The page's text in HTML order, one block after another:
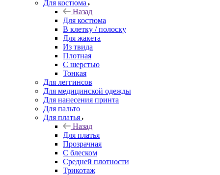
Для костюма
Назад
Для костюма
В клетку / полоску
Для жакета
Из твида
Плотная
С шерстью
Тонкая
Для леггинсов
Для медицинской одежды
Для нанесения принта
Для пальто
Для платья
Назад
Для платья
Прозрачная
С блеском
Средней плотности
Трикотаж